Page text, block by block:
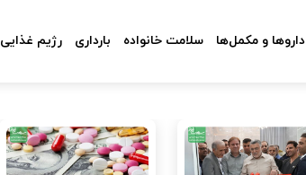
داروها و مکمل‌ها سلامت خانواده بارداری رژیم غذایی